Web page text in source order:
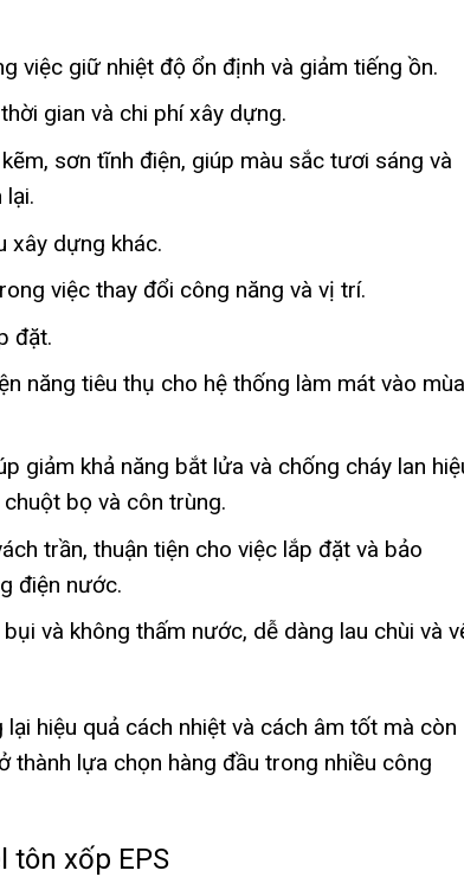
việc giữ nhiệt độ ổn định và giảm tiếng ồn.
gian và chi phí xây dựng.
sơn tĩnh điện, giúp màu sắc tươi sáng và
lại.
xây dựng khác.
việc thay đổi công năng và vị trí.
đặt.
năng tiêu thụ cho hệ thống làm mát vào mùa
giảm khả năng bắt lửa và chống cháy lan
bọ và côn trùng.
trần, thuận tiện cho việc lắp đặt và bảo
điện nước.
và không thấm nước, dễ dàng lau chùi và
lại hiệu quả cách nhiệt và cách âm tốt mà còn
thành lựa chọn hàng đầu trong nhiều công
tôn xốp EPS